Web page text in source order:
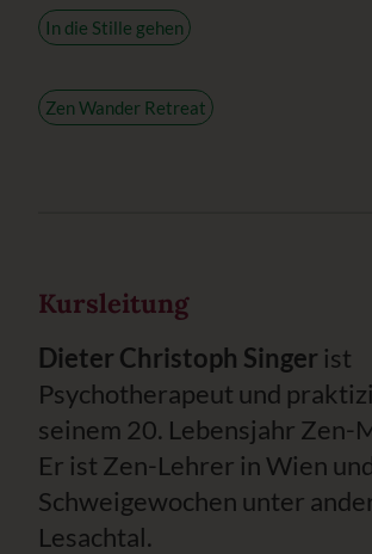
In die Stille gehen
Zen Wander Retreat
Kursleitung
Dieter Christoph Singer ist
Psychotherapeut und
seinem 20. Lebensjahr Zen-
Er ist Zen-Lehrer in Wien
Schweigewochen unter
Lesachtal.